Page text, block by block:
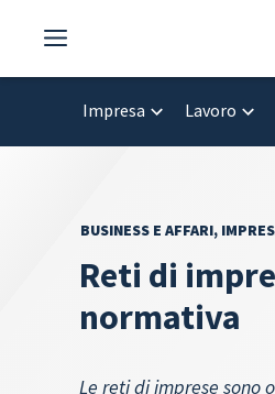
contenuto
Impresa Lavoro
BUSINESS E AFFARI,
Reti di
normativa
Le reti di imprese sono